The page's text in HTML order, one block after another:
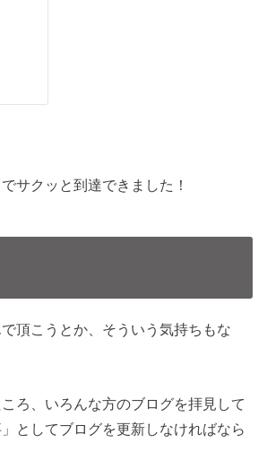
サクッと到達できました！
頂こうとか、そういう気持ちもな
ろ、いろんな方のブログを拝見して
としてブログを更新しなければなら